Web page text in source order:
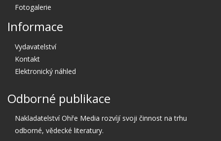
Fotogalerie
Informace
Vydavatelství
Kontakt
Elektronický náhled
Odborné publikace
Nakladatelství Ohře Media rozvíjí svoji činnost na trhu
odborné, vědecké literatury.